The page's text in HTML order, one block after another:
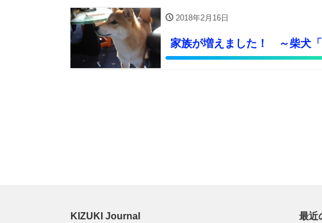
2018年2月16日
家族が増えました！ ～柴犬「
KIZUKI Journal 最近